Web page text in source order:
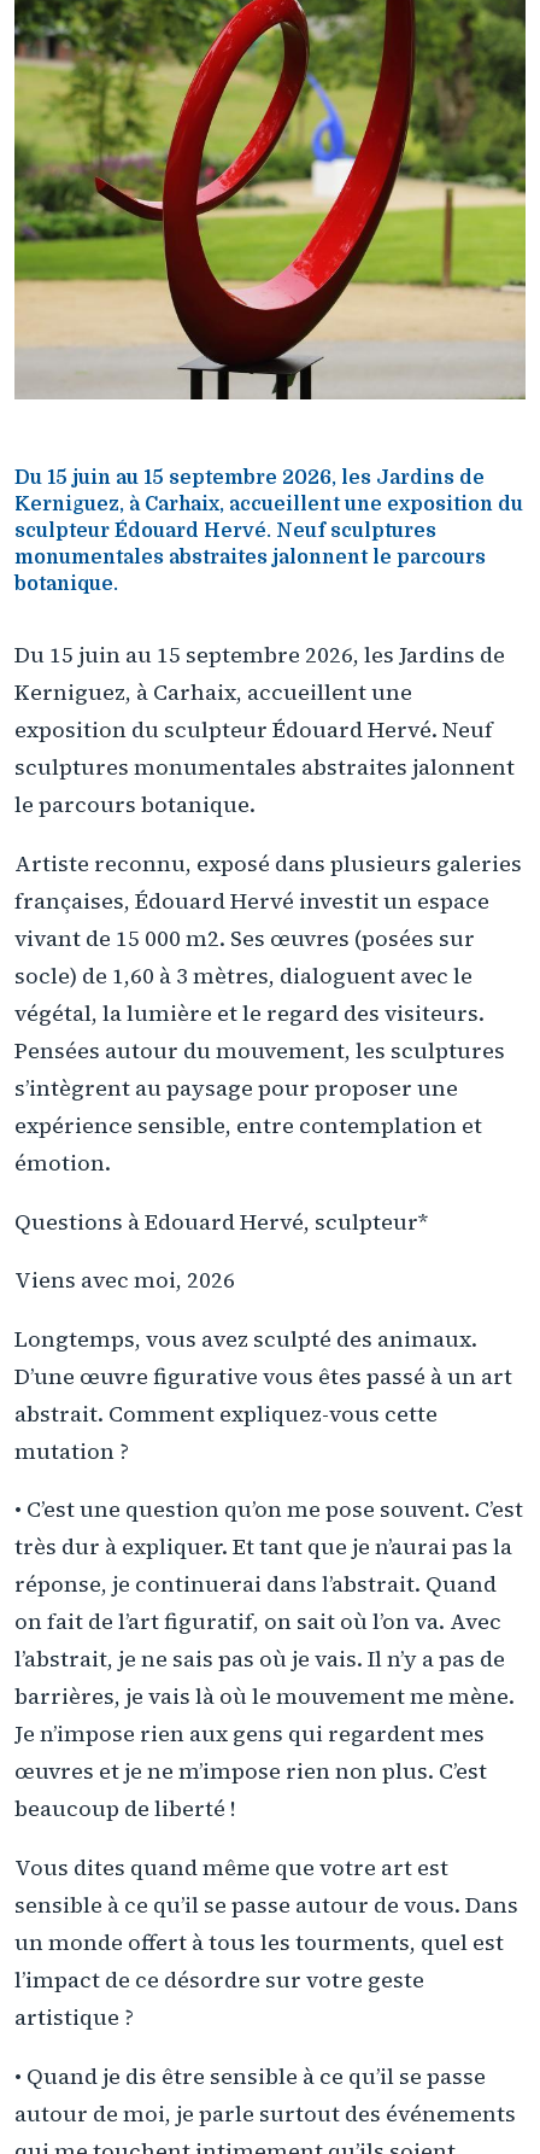
Du 15 juin au 15 septembre 2026, les Jardins de
Kerniguez, à Carhaix, accueillent une exposition du
sculpteur Édouard Hervé. Neuf sculptures
monumentales abstraites jalonnent le parcours
botanique.
Du 15 juin au 15 septembre 2026, les Jardins de
Kerniguez, à Carhaix, accueillent une
exposition du sculpteur Édouard Hervé. Neuf
sculptures monumentales abstraites jalonnent
le parcours botanique.
Artiste reconnu, exposé dans plusieurs galeries
françaises, Édouard Hervé investit un espace
vivant de 15 000 m2. Ses œuvres (posées sur
socle) de 1,60 à 3 mètres, dialoguent avec le
végétal, la lumière et le regard des visiteurs.
Pensées autour du mouvement, les sculptures
s’intègrent au paysage pour proposer une
expérience sensible, entre contemplation et
émotion.
Questions à Edouard Hervé, sculpteur*
Viens avec moi, 2026
Longtemps, vous avez sculpté des animaux.
D’une œuvre figurative vous êtes passé à un art
abstrait. Comment expliquez-vous cette
mutation ?
• C’est une question qu’on me pose souvent. C’est
très dur à expliquer. Et tant que je n’aurai pas la
réponse, je continuerai dans l’abstrait. Quand
on fait de l’art figuratif, on sait où l’on va. Avec
l’abstrait, je ne sais pas où je vais. Il n’y a pas de
barrières, je vais là où le mouvement me mène.
Je n’impose rien aux gens qui regardent mes
œuvres et je ne m’impose rien non plus. C’est
beaucoup de liberté !
Vous dites quand même que votre art est
sensible à ce qu’il se passe autour de vous. Dans
un monde offert à tous les tourments, quel est
l’impact de ce désordre sur votre geste
artistique ?
• Quand je dis être sensible à ce qu’il se passe
autour de moi, je parle surtout des événements